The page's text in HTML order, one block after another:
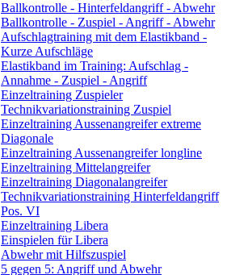
Ballkontrolle - Hinterfeldangriff - Abwehr
Ballkontrolle - Zuspiel - Angriff - Abwehr
Aufschlagtraining mit dem Elastikband -
Kurze Aufschläge
Elastikband im Training: Aufschlag -
Annahme - Zuspiel - Angriff
Einzeltraining Zuspieler
Technikvariationstraining Zuspiel
Einzeltraining Aussenangreifer extreme
Diagonale
Einzeltraining Aussenangreifer longline
Einzeltraining Mittelangreifer
Einzeltraining Diagonalangreifer
Technikvariationstraining Hinterfeldangriff
Pos. VI
Einzeltraining Libera
Einspielen für Libera
Abwehr mit Hilfszuspiel
5 gegen 5: Angriff und Abwehr